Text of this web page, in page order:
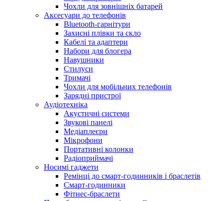
Чохли для зовнішніх батарей
Аксесуари до телефонів
Bluetooth-гарнітури
Захисні плівки та скло
Кабелі та адаптери
Набори для блогера
Навушники
Стилуси
Тримачі
Чохли для мобільних телефонів
Зарядні пристрої
Аудіотехніка
Акустичні системи
Звукові панелі
Медіаплеєри
Мікрофони
Портативні колонки
Радіоприймачі
Носимі гаджети
Ремінці до смарт-годинників і браслетів
Смарт-годинники
Фітнес-браслети